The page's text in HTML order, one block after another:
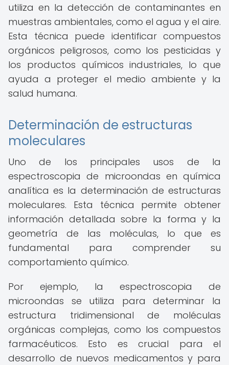
utiliza en la detección de contaminantes en
muestras ambientales, como el agua y el aire.
Esta técnica puede identificar compuestos
orgánicos peligrosos, como los pesticidas y
los productos químicos industriales, lo que
ayuda a proteger el medio ambiente y la
salud humana.
Determinación de estructuras
moleculares
Uno de los principales usos de la
espectroscopia de microondas en química
analítica es la determinación de estructuras
moleculares. Esta técnica permite obtener
información detallada sobre la forma y la
geometría de las moléculas, lo que es
fundamental para comprender su
comportamiento químico.
Por ejemplo, la espectroscopia de
microondas se utiliza para determinar la
estructura tridimensional de moléculas
orgánicas complejas, como los compuestos
farmacéuticos. Esto es crucial para el
desarrollo de nuevos medicamentos y para